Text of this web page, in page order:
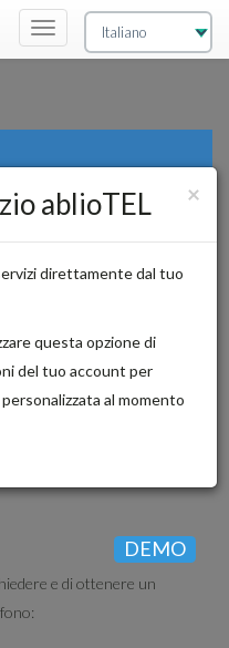
×
ablioTEL
direttamente dal tuo
questa opzione di
del tuo account per
al momento
Commutatore
navigazione
DEMO
e di ottenere un